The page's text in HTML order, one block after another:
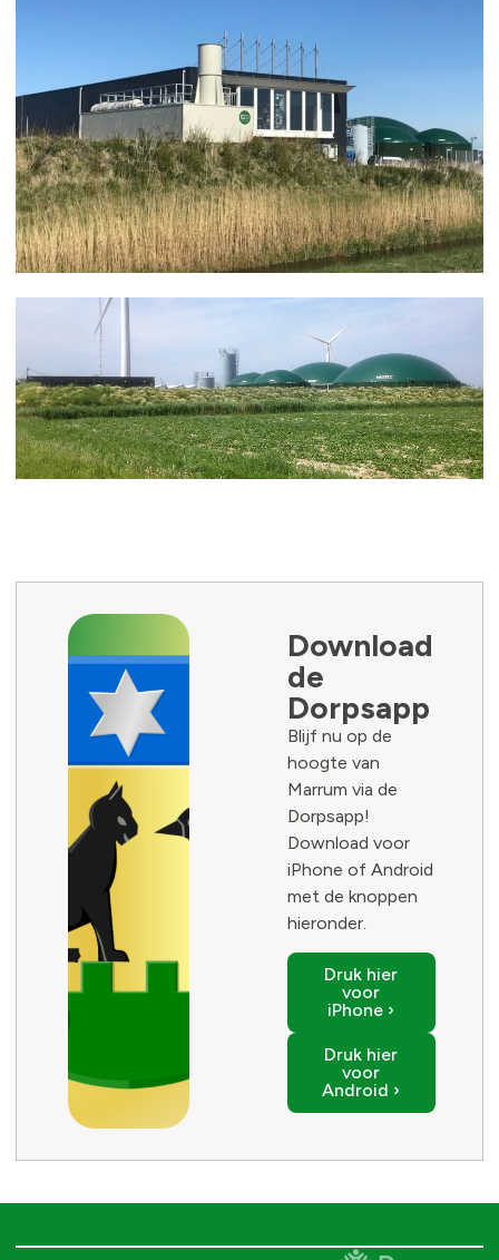
Download
de
Dorpsapp
Blijf nu op de
hoogte van
Marrum via de
Dorpsapp!
Download voor
iPhone of Android
met de knoppen
hieronder.
Druk hier
voor
iPhone ›
Druk hier
voor
Android ›